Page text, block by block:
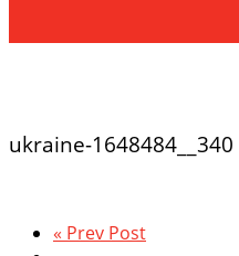
ukraine-1648484__340
« Prev Post